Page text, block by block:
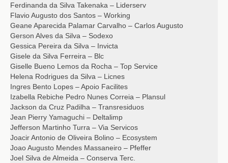
Ferdinanda da Silva Takenaka – Liderserv
Flavio Augusto dos Santos – Working
Geane Aparecida Palamar Carvalho – Carlos Augusto
Gerson Alves da Silva – Sodexo
Gessica Pereira da Silva – Invicta
Gisele da Silva Ferreira – Blc
Giselle Bueno Lemos da Rocha – Top Service
Helena Rodrigues da Silva – Licnes
Ingres Bento Lopes – Apoio Facilites
Izabella Rebiche Pedro Nunes Correia – Plansul
Jackson da Cruz Padilha – Transresiduos
Jean Pierry Yamaguchi – Deltalimp
Jefferson Martinho Turra – Via Servicos
Joacir Antonio de Oliveira Bolino – Ecosystem
Joao Augusto Mendes Massaneiro – Pfeffer
Joel Silva de Almeida – Conserva Terc.